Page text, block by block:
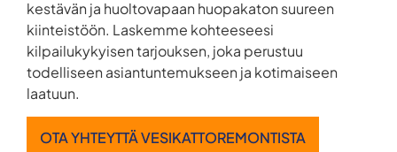
kestävän ja huoltovapaan huopakaton suureen
kiinteistöön. Laskemme kohteeseesi
kilpailukykyisen tarjouksen, joka perustuu
todelliseen asiantuntemukseen ja kotimaiseen
laatuun.
OTA YHTEYTTÄ VESIKATTOREMONTISTA